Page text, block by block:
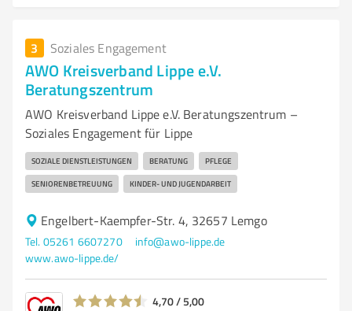
3 Soziales Engagement
AWO Kreisverband Lippe e.V.
Beratungszentrum
AWO Kreisverband Lippe e.V. Beratungszentrum –
Soziales Engagement für Lippe
SOZIALE DIENSTLEISTUNGEN BERATUNG PFLEGE
SENIORENBETREUUNG KINDER- UND JUGENDARBEIT
Engelbert-Kaempfer-Str. 4, 32657 Lemgo
Tel. 05261 6607270
info@awo-lippe.de
www.awo-lippe.de/
4,70 / 5,00